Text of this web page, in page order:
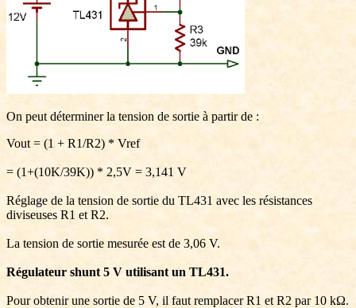
On peut déterminer la tension de sortie à partir de :
Vout = (1 + R1/R2) * Vref
= (1+(10K/39K)) * 2,5V = 3,141 V
Réglage de la tension de sortie du TL431 avec les résistances
diviseuses R1 et R2.
La tension de sortie mesurée est de 3,06 V.
Régulateur shunt 5 V utilisant un TL431.
Pour obtenir une sortie de 5 V, il faut remplacer R1 et R2 par 10 kΩ.